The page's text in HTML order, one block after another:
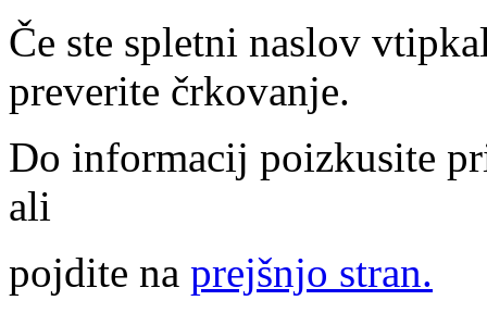
Če ste spletni naslov
preverite črkovanje.
Do informacij poizkusite
ali
pojdite na prejšnjo stran.